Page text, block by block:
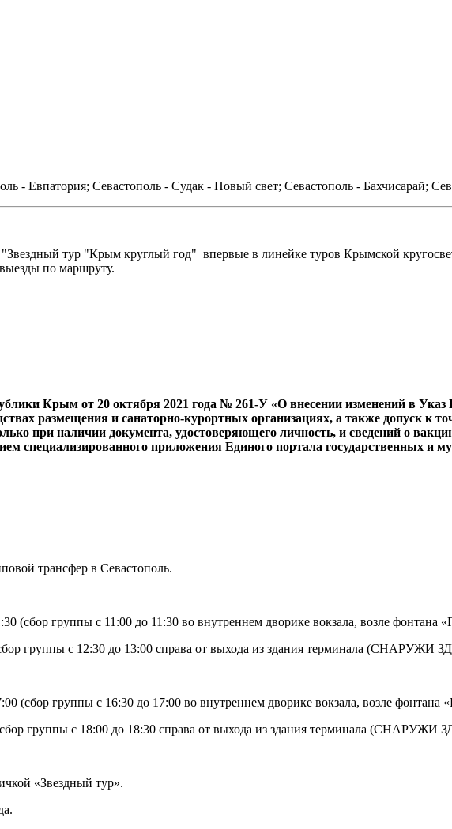
- Евпатория; Севастополь - Судак - Новый свет; Севастополь - Бахчисарай;
"Звездный тур "Крым круглый год" впервые в линейке туров Крымской
по маршруту.
Крым от 20 октября 2021 года № 261-У «О внесении изменений в
размещения и санаторно-курортных организациях, а также допуск к
при наличии документа, удостоверяющего личность, и сведений о
специализированного приложения Единого портала государственных и
трансфер в Севастополь.
группы с 11:00 до 11:30 во внутреннем дворике вокзала, возле фонтана
группы c 12:30 до 13:00 справа от выхода из здания терминала
группы с 16:30 до 17:00 во внутреннем дворике вокзала, возле фонтана
группы c 18:00 до 18:30 справа от выхода из здания терминала
«Звездный тур».